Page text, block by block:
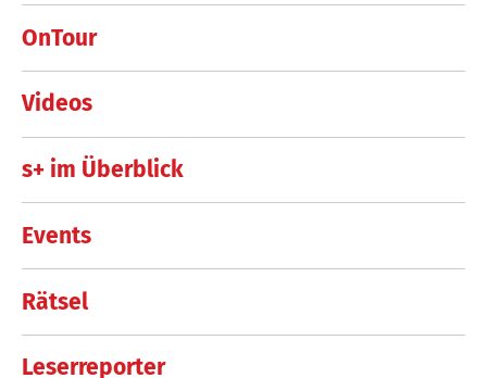
OnTour
Videos
s+ im Überblick
Events
Rätsel
Leserreporter